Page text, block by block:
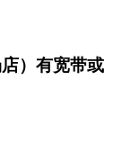
）有宽带或